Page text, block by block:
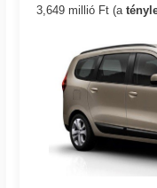
3,649 millió Ft (a